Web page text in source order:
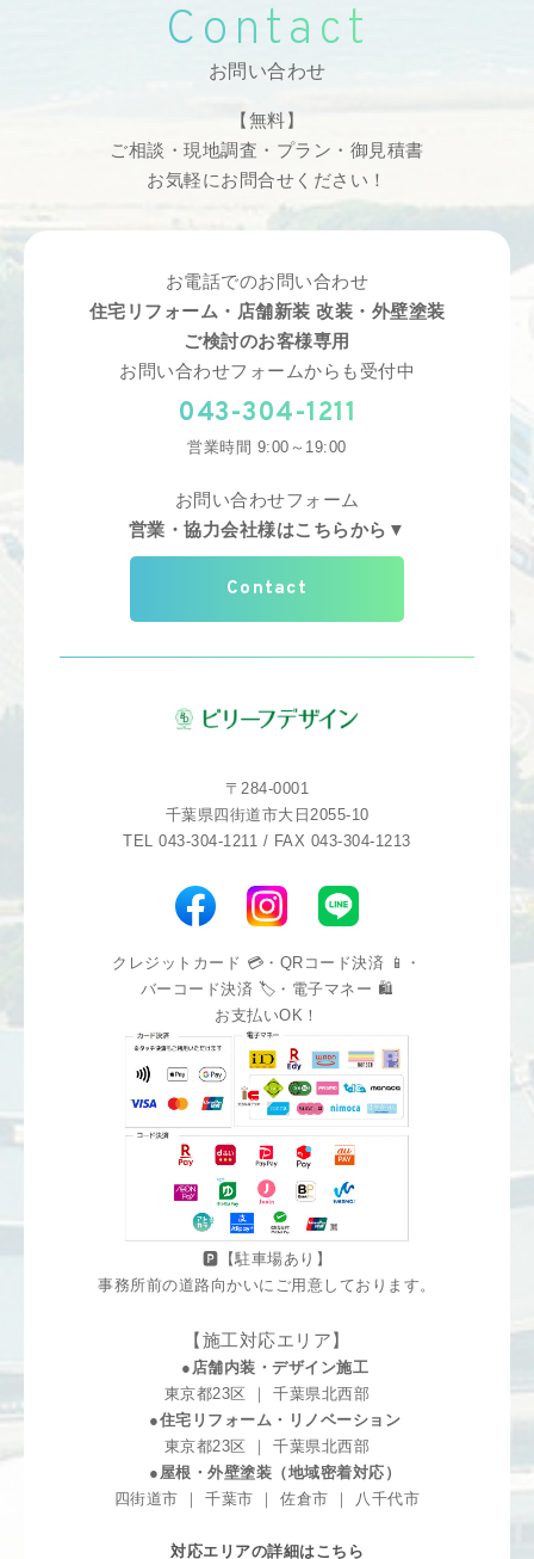
Contact
お問い合わせ
【無料】
ご相談・現地調査・プラン・御見積書
お気軽にお問合せください！
お電話でのお問い合わせ
住宅リフォーム・店舗新装 改装・外壁塗装
ご検討のお客様専用
お問い合わせフォームからも受付中
043-304-1211
営業時間 9:00～19:00
お問い合わせフォーム
営業・協力会社様はこちらから▼
Contact
〒284-0001
千葉県四街道市大日2055-10
TEL 043-304-1211 / FAX 043-304-1213
クレジットカード 💳・QRコード決済 📱・
バーコード決済 🏷️・電子マネー 🛍️
お支払いOK！
🅿️【駐車場あり】
事務所前の道路向かいにご用意しております。
【施工対応エリア】
●店舗内装・デザイン施工
東京都23区 ｜ 千葉県北西部
●住宅リフォーム・リノベーション
東京都23区 ｜ 千葉県北西部
●屋根・外壁塗装（地域密着対応）
四街道市 ｜ 千葉市 ｜ 佐倉市 ｜ 八千代市
対応エリアの詳細はこちら